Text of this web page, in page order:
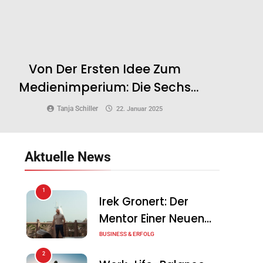
Von Der Ersten Idee Zum
Medienimperium: Die Sechs
Entwicklungsstufen Für Content
Tanja Schiller 22. Januar 2025
Aktuelle News
1
Irek Gronert: Der
Mentor Einer Neuen
Generation Von
BUSINESS & ERFOLG
2